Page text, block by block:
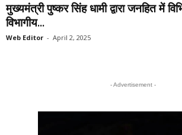
मुख्यमंत्री पुष्कर सिंह धामी द्वारा जनहित में
विभागीय...
Web Editor - April 2, 2025
- Advertisement -